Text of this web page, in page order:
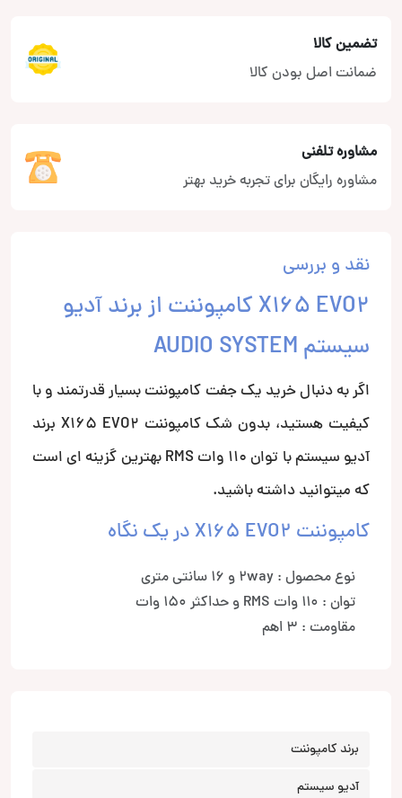
تضمین کالا
ضمانت اصل بودن کالا
مشاوره تلفنی
مشاوره رایگان برای تجربه خرید بهتر
نقد و بررسی
X165 EVO2 کامپوننت از برند آدیو
سیستم AUDIO SYSTEM
اگر به دنبال خرید یک جفت کامپوننت بسیار قدرتمند و با
کیفیت هستید، بدون شک کامپوننت X165 EVO2 برند
آدیو سیستم با توان 110 وات RMS بهترین گزینه ای است
که میتوانید داشته باشید.
کامپوننت X165 EVO2 در یک نگاه
نوع محصول : 2way و 16 سانتی متری
توان : 110 وات RMS و حداکثر 150 وات
مقاومت : 3 اهم
برند کامپوننت
آدیو سیستم